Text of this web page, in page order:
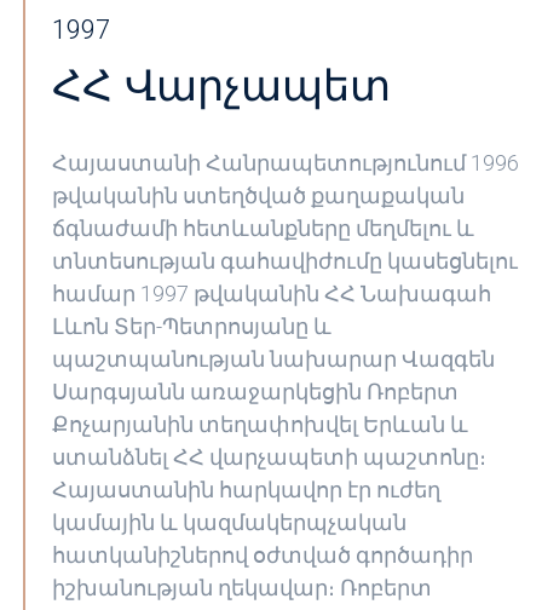
1997
ՀՀ Վարչապետ
Հայաստանի Հանրապետությունում 1996
թվականին ստեղծված քաղաքական
ճգնաժամի հետևանքները մեղմելու և
տնտեսության գահավիժումը կասեցնելու
համար 1997 թվականին ՀՀ Նախագահ
Լևոն Տեր-Պետրոսյանը և
պաշտպանության նախարար Վազգեն
Սարգսյանն առաջարկեցին Ռոբերտ
Քոչարյանին տեղափոխվել Երևան և
ստանձնել ՀՀ վարչապետի պաշտոնը։
Հայաստանին հարկավոր էր ուժեղ
կամային և կազմակերպչական
հատկանիշներով օժտված գործադիր
իշխանության ղեկավար։ Ռոբերտ